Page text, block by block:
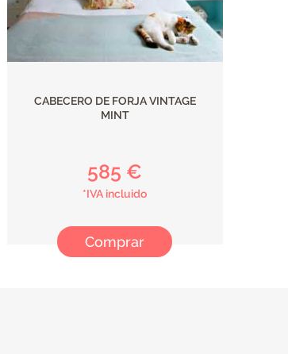
CABECERO DE FORJA VINTAGE
MINT
585 €
*IVA incluido
Comprar